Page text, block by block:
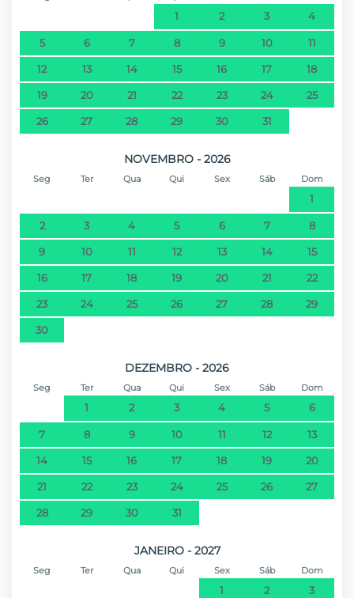
Parque aquático - Aquaparque da
Madeira
66,9 km
Campo de Golf - Santo da Serra Golf
Club
73,4 km
1 2 3 4
5 6 7 8 9 10 11
12 13 14 15 16 17 18
19 20 21 22 23 24 25
26 27 28 29 30 31
NOVEMBRO - 2026
Seg Ter Qua Qui Sex Sáb Dom
1
2 3 4 5 6 7 8
9 10 11 12 13 14 15
16 17 18 19 20 21 22
23 24 25 26 27 28 29
30
DEZEMBRO - 2026
Seg Ter Qua Qui Sex Sáb Dom
1 2 3 4 5 6
7 8 9 10 11 12 13
14 15 16 17 18 19 20
21 22 23 24 25 26 27
28 29 30 31
JANEIRO - 2027
Seg Ter Qua Qui Sex Sáb Dom
1 2 3